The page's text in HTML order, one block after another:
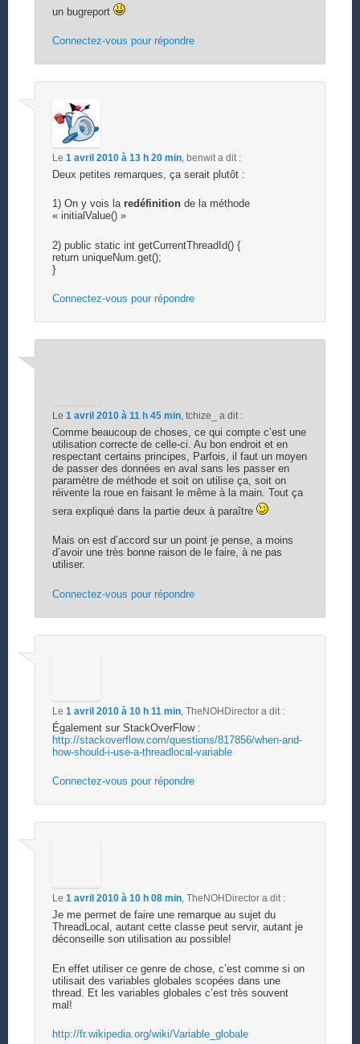
un bugreport
Connectez-vous pour répondre
Le 1 avril 2010 à 13 h 20 min, benwit a dit :
Deux petites remarques, ça serait plutôt :
1) On y vois la redéfinitionde la méthode
« initialValue() »
2) public static int getCurrentThreadId() {
return uniqueNum.get();
}
Connectez-vous pour répondre
Le 1 avril 2010 à 11 h 45 min, tchize_ a dit :
Comme beaucoup de choses, ce qui compte c’est une
utilisation correcte de celle-ci. Au bon endroit et en
respectant certains principes, Parfois, il faut un moyen
de passer des données en aval sans les passer en
paramètre de méthode et soit on utilise ça, soit on
réivente la roue en faisant le même à la main. Tout ça
sera expliqué dans la partie deux à paraître
Mais on est d’accord sur un point je pense, a moins
d’avoir une très bonne raison de le faire, à ne pas
utiliser.
Connectez-vous pour répondre
Le 1 avril 2010 à 10 h 11 min, TheNOHDirector a dit :
Également sur StackOverFlow :
http://stackoverflow.com/questions/817856/when-and-
how-should-i-use-a-threadlocal-variable
Connectez-vous pour répondre
Le 1 avril 2010 à 10 h 08 min, TheNOHDirector a dit :
Je me permet de faire une remarque au sujet du
ThreadLocal, autant cette classe peut servir, autant je
déconseille son utilisation au possible!
En effet utiliser ce genre de chose, c’est comme si on
utilisait des variables globales scopées dans une
thread. Et les variables globales c’est très souvent
mal!
http://fr.wikipedia.org/wiki/Variable_globale